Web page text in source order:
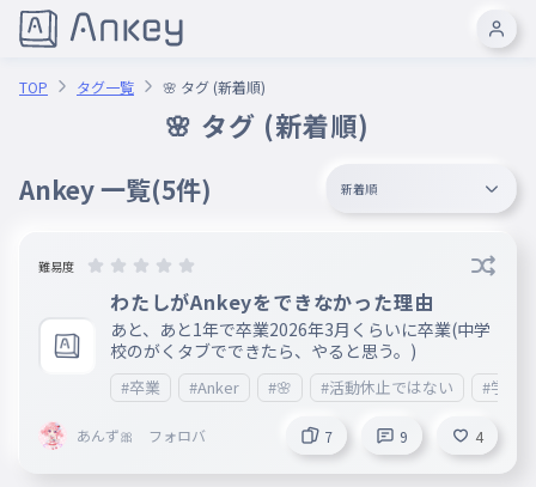
TOP タグ一覧 🌸 タグ (新着順)
🌸 タグ (新着順)
Ankey 一覧(5件) 新着順
難易度
わたしがAnkeyをできなかった理由
あと、あと1年で卒業2026年3月くらいに卒業(中学
校のがくタブでできたら、やると思う。)
#卒業 #Anker #🌸 #活動休止ではない #学タ
あんず🎀 フォロバ 7 9 4